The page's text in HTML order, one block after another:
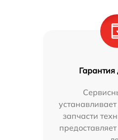
Гарантия
запчасти